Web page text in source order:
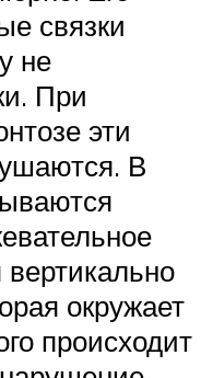
связки
не
При
эти
В
окружает
происходит